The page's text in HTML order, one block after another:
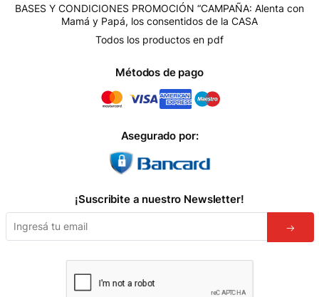
BASES Y CONDICIONES PROMOCIÓN “CAMPAÑA: Alenta con
Mamá y Papá, los consentidos de la CASA
Todos los productos en pdf
Métodos de pago
Asegurado por:
¡Suscribite a nuestro Newsletter!